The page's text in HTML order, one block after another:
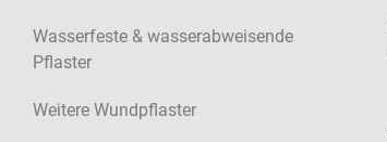
Wasserfeste & wasserabweisende
Pflaster
Weitere Wundpflaster